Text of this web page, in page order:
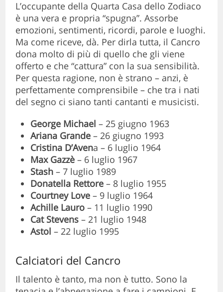
L’occupante della Quarta Casa dello Zodiaco
è una vera e propria “spugna”. Assorbe
emozioni, sentimenti, ricordi, parole e luoghi.
Ma come riceve, dà. Per dirla tutta, il Cancro
dona molto di più di quello che gli viene
offerto e che “cattura” con la sua sensibilità.
Per questa ragione, non è strano – anzi, è
perfettamente comprensibile – che tra i nati
del segno ci siano tanti cantanti e musicisti.
George Michael– 25 giugno 1963
Ariana Grande– 26 giugno 1993
Cristina D’Avena – 6 luglio 1964
Max Gazzè – 6 luglio 1967
Stash– 7 luglio 1989
Donatella Rettore – 8 luglio 1955
Courtney Love – 9 luglio 1964
Achille Lauro – 11 luglio 1990
Cat Stevens – 21 luglio 1948
Astol– 22 luglio 1995
Calciatori del Cancro
Il talento è tanto, ma non è tutto. Sono la